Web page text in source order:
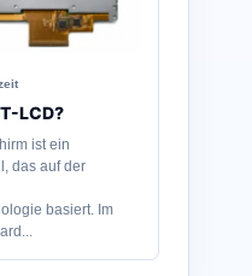
LCD?
ist ein
das auf der
basiert. Im